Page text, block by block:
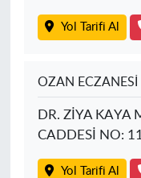
Yol Tarifi Al
OZAN ECZANESİ
DR. ZİYA KAYA
CADDESİ NO:
Yol Tarifi Al